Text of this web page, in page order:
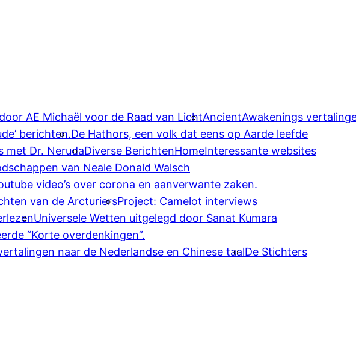
AE Michaël voor de Raad van LichtAncientAwakenings
berichten.De Hathors, een volk dat eens op Aarde leefde
met Dr. NerudaDiverse BerichtenHomeInteressante websites
van Neale Donald Walsch
video’s over corona en aanverwante zaken.
van de ArcturiersProject: Camelot interviews
Universele Wetten uitgelegd door Sanat Kumara
“Korte overdenkingen”.
naar de Nederlandse en Chinese taalDe Stichters